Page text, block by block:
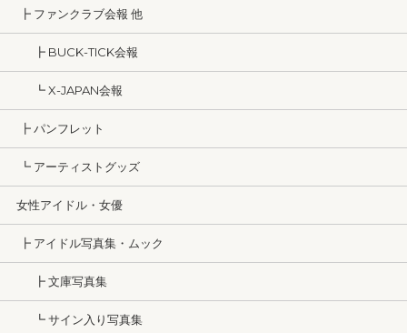
┣ ファンクラブ会報 他
┣ BUCK-TICK会報
┗ X-JAPAN会報
┣ パンフレット
┗ アーティストグッズ
女性アイドル・女優
┣ アイドル写真集・ムック
┣ 文庫写真集
┗ サイン入り写真集